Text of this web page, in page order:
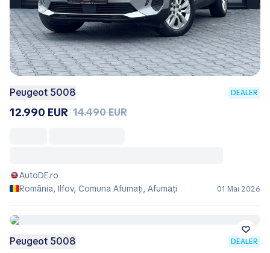
Peugeot 5008 DEALER
12.990 EUR 14.490 EUR
AutoDE.ro
România, Ilfov, Comuna Afumaţi, Afumaţi
01 Mai 2026
Peugeot 5008 DEALER